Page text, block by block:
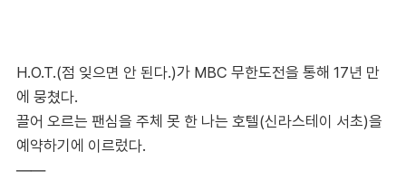
H.O.T.(점 잊으면 안 된다.)가 MBC 무한도전을 통해 17년 만
에 뭉쳤다.
끌어 오르는 팬심을 주체 못 한 나는 호텔(신라스테이 서초)을
예약하기에 이르렀다.
――